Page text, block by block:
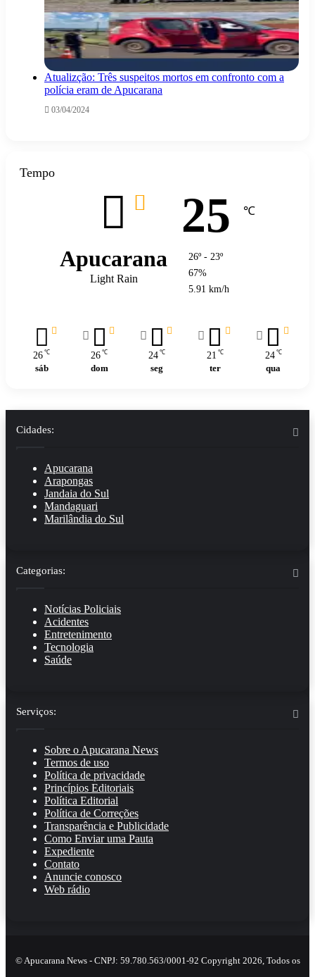
Atualizção: Três suspeitos mortos em confronto com a
polícia eram de Apucarana
03/04/2024
Tempo
Apucarana
Light Rain
25 ℃
26º - 23º
67%
5.91 km/h
26 ℃
sáb
26 ℃
dom
24 ℃
seg
21 ℃
ter
24 ℃
qua
Cidades:
Apucarana
Arapongas
Jandaia do Sul
Mandaguari
Marilândia do Sul
Categorias:
Notícias Policiais
Acidentes
Entretenimento
Tecnologia
Saúde
Serviços:
Sobre o Apucarana News
Termos de uso
Política de privacidade
Princípios Editoriais
Política Editorial
Política de Correções
Transparência e Publicidade
Como Enviar uma Pauta
Expediente
Contato
Anuncie conosco
Web rádio
© Apucarana News - CNPJ: 59.780.563/0001-92 Copyright 2026, Todos os